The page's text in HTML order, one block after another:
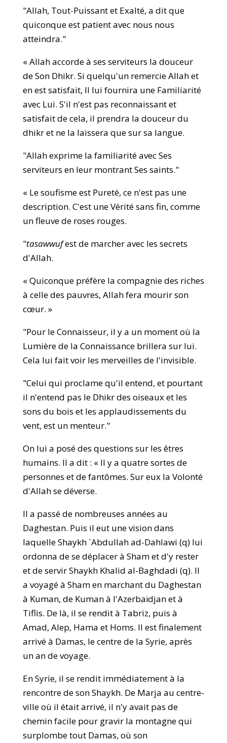
"Allah, Tout-Puissant et Exalté, a dit que
quiconque est patient avec nous nous
atteindra."
« Allah accorde à ses serviteurs la douceur
de Son Dhikr. Si quelqu'un remercie Allah et
en est satisfait, Il lui fournira une Familiarité
avec Lui. S'il n'est pas reconnaissant et
satisfait de cela, il prendra la douceur du
dhikr et ne la laissera que sur sa langue.
"Allah exprime la familiarité avec Ses
serviteurs en leur montrant Ses saints."
« Le soufisme est Pureté, ce n'est pas une
description. C'est une Vérité sans fin, comme
un fleuve de roses rouges.
"tasawwufest de marcher avec les secrets
d'Allah.
« Quiconque préfère la compagnie des riches
à celle des pauvres, Allah fera mourir son
cœur. »
"Pour le Connaisseur, il y a un moment où la
Lumière de la Connaissance brillera sur lui.
Cela lui fait voir les merveilles de l'invisible.
"Celui qui proclame qu'il entend, et pourtant
il n'entend pas le Dhikr des oiseaux et les
sons du bois et les applaudissements du
vent, est un menteur."
On lui a posé des questions sur les êtres
humains. Il a dit : « Il y a quatre sortes de
personnes et de fantômes. Sur eux la Volonté
d'Allah se déverse.
Il a passé de nombreuses années au
Daghestan. Puis il eut une vision dans
laquelle Shaykh `Abdullah ad-Dahlawi (q) lui
ordonna de se déplacer à Sham et d'y rester
et de servir Shaykh Khalid al-Baghdadi (q). Il
a voyagé à Sham en marchant du Daghestan
à Kuman, de Kuman à l'Azerbaïdjan et à
Tiflis. De là, il se rendit à Tabriz, puis à
Amad, Alep, Hama et Homs. Il est finalement
arrivé à Damas, le centre de la Syrie, après
un an de voyage.
En Syrie, il se rendit immédiatement à la
rencontre de son Shaykh. De Marja au centre-
ville où il était arrivé, il n'y avait pas de
chemin facile pour gravir la montagne qui
surplombe tout Damas, où son